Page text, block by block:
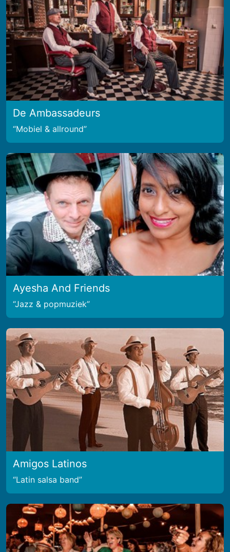
De Ambassadeurs
Mobiel & allround
Ayesha And Friends
Jazz & popmuziek
Amigos Latinos
Latin salsa band